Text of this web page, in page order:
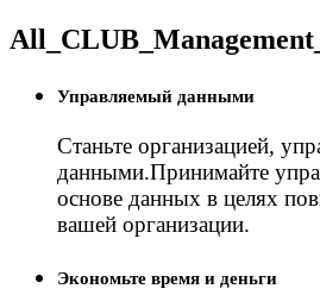
Управляемый данными
Станьте организацией,
данными.Принимайте
основе данных в целях
вашей организации.
Экономьте время и деньги